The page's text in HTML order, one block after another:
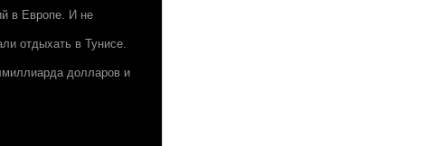
в Европе. И не
отдыхать в Тунисе.
долларов и